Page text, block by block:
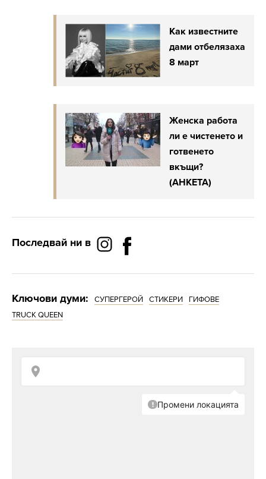
Как известните
дами отбелязаха
8 март
Женска работа
ли е чистенето и
готвенето
вкъщи?
(АНКЕТА)
Последвай ни в
Ключови думи: СУПЕРГЕРОЙ СТИКЕРИ
ГИФОВЕ
TRUCK QUEEN